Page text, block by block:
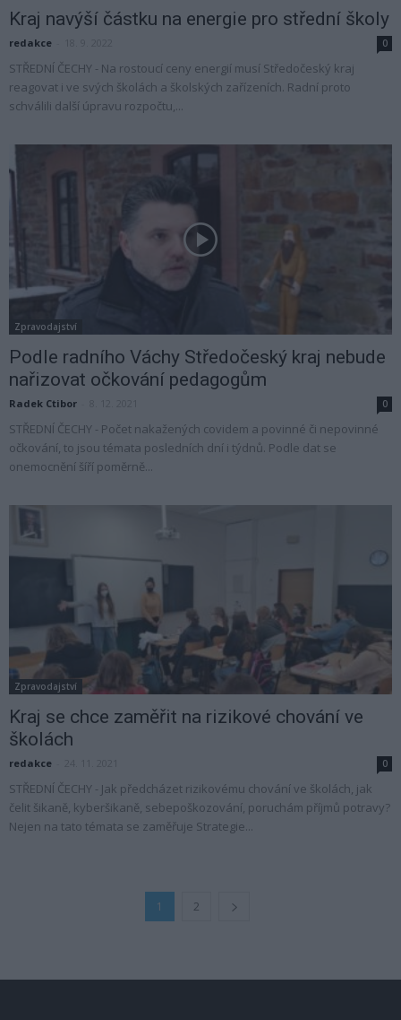
Kraj navýší částku na energie pro střední školy
redakce 0
STŘEDNÍ ČECHY - Na rostoucí ceny energií musí Středočeský kraj
reagovat i ve svých školách a školských zařízeních. Radní proto
schválili další úpravu rozpočtu,...
Zpravodajství
Podle radního Váchy Středočeský kraj nebude
nařizovat očkování pedagogům
Radek Ctibor 0
STŘEDNÍ ČECHY - Počet nakažených covidem a povinné či nepovinné
očkování, to jsou témata posledních dní i týdnů. Podle dat se
onemocnění šíří poměrně...
Zpravodajství
Kraj se chce zaměřit na rizikové chování ve
školách
redakce 0
STŘEDNÍ ČECHY - Jak předcházet rizikovému chování ve školách, jak
čelit šikaně, kyberšikaně, sebepoškozování, poruchám příjmů potravy?
Nejen na tato témata se zaměřuje Strategie...
1 2